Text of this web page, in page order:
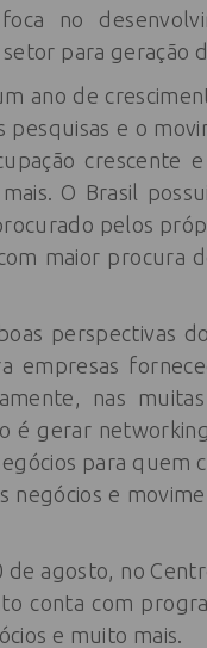
no
para geração
ano de
pesquisas e o
crescente
O Brasil
pelos
maior procura
perspectivas
empresas
nas
é gerar
para quem
e
de agosto, no
conta com
e muito mais.